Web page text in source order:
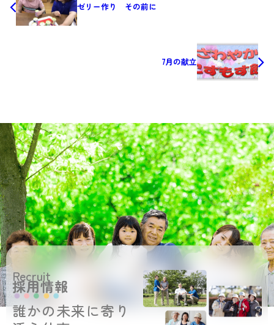
ゼリー作り その前に
7月の献立
Recruit
採用情報
誰かの未来に寄り